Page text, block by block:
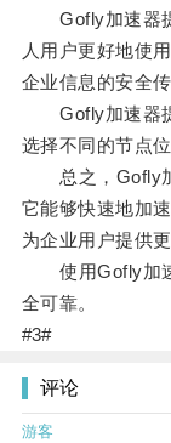
Gofly加速器提
人用户更好地使
企业信息的安全传
Gofly加速器提
选择不同的节点
总之，Gofly加
它能够快速地加
为企业用户提供
使用Gofly加速
全可靠。
#3#
评论
游客